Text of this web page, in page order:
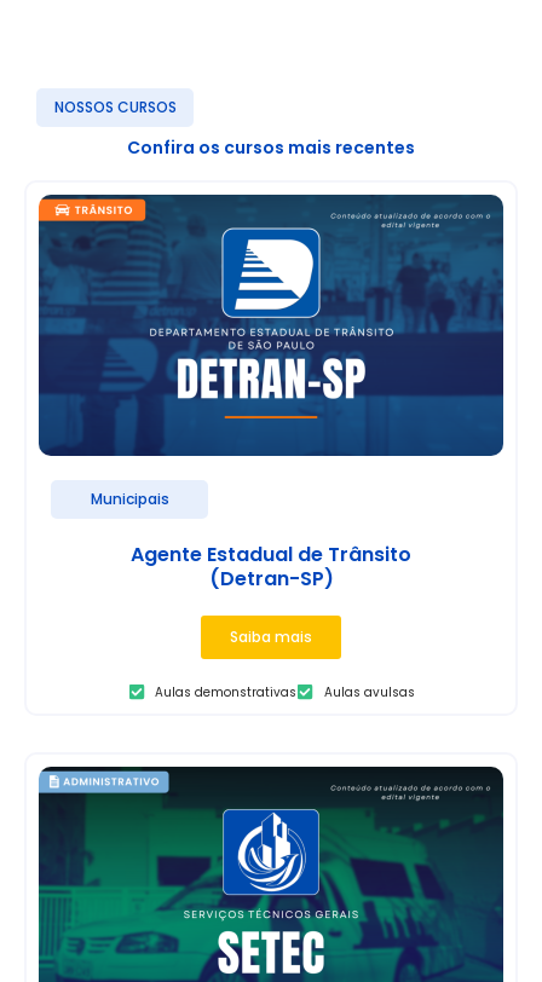
NOSSOS CURSOS
Confira os cursos mais recentes
Municipais
Agente Estadual de Trânsito
(Detran-SP)
Saiba mais
Aulas demonstrativas Aulas avulsas